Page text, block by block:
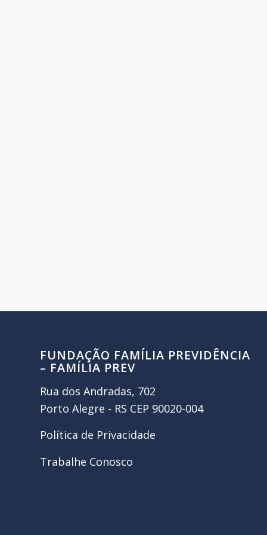
FUNDAÇÃO FAMÍLIA PREVIDÊNCIA
– FAMÍLIA PREV
Rua dos Andradas, 702
Porto Alegre - RS CEP 90020-004
Política de Privacidade
Trabalhe Conosco